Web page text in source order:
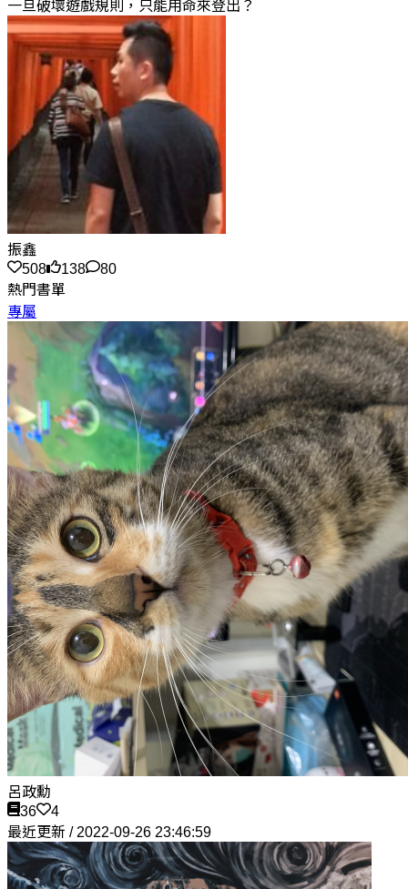
一旦破壞遊戲規則，只能用命來登出？
振鑫
508
138
80
熱門書單
專屬
呂政勳
36
4
最近更新 / 2022-09-26 23:46:59